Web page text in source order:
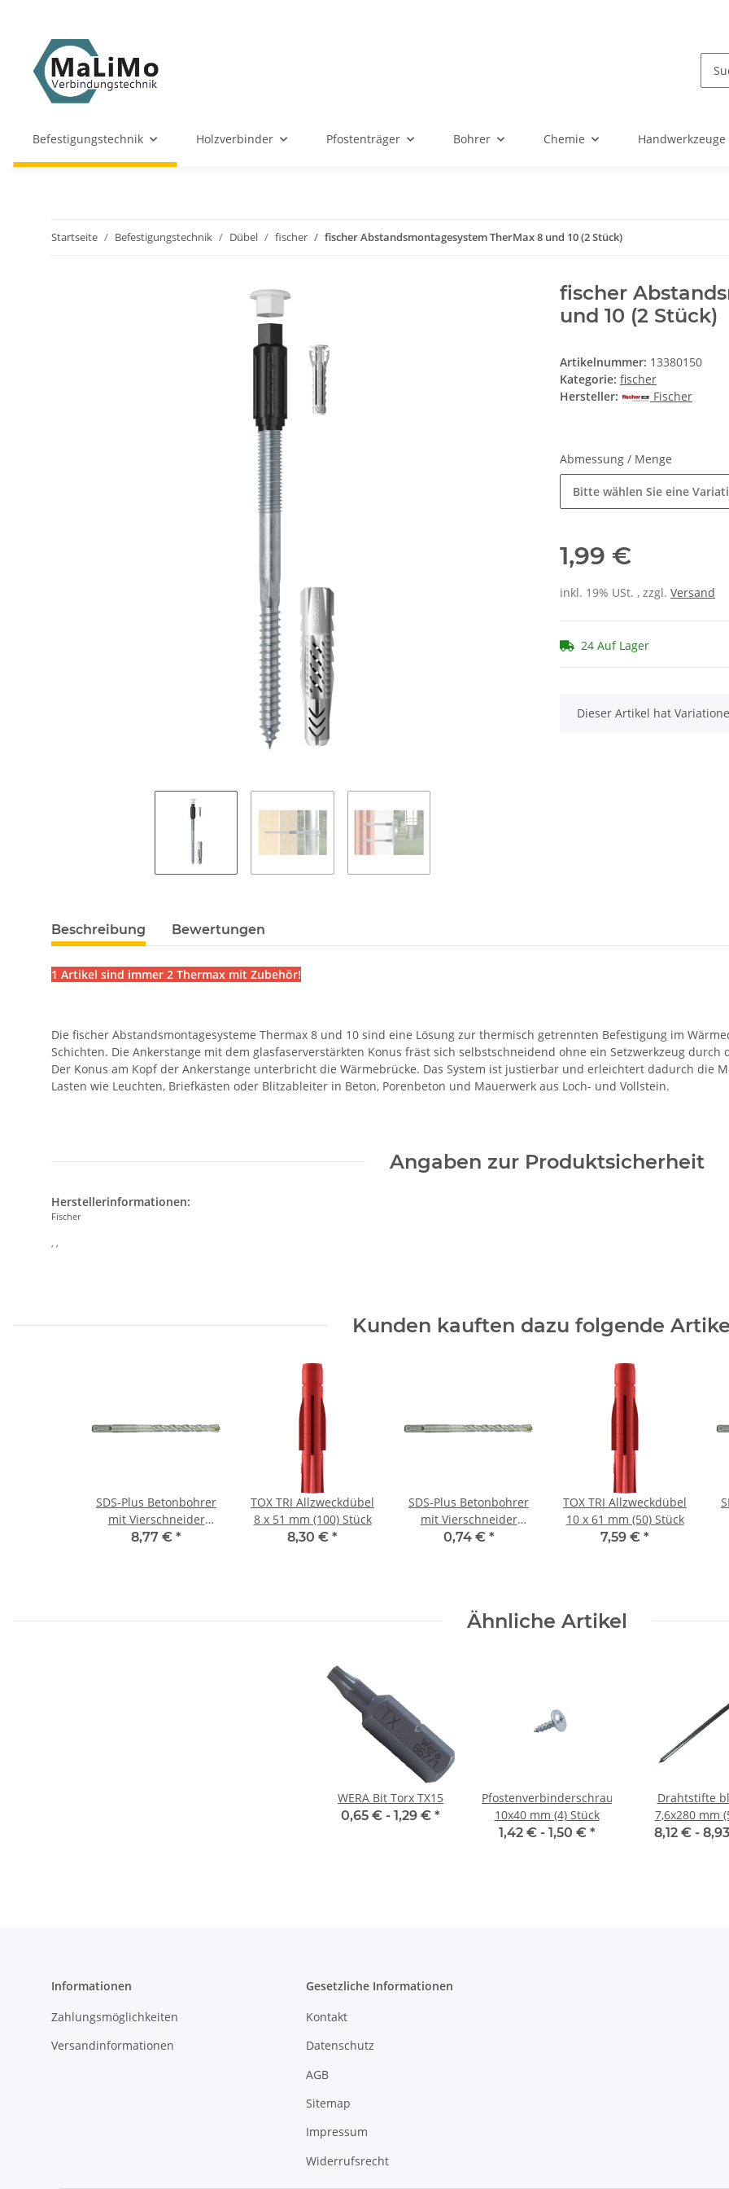
Befestigungstechnik Holzverbinder Pfostenträger Bohrer Chemie Handwerkzeuge
Startseite Befestigungstechnik Dübel fischer fischer Abstandsmontagesystem TherMax 8 und 10 (2 Stück)
fischer
und 10 (2 Stück)
Artikelnummer: 13380150
Kategorie: fischer
Hersteller:
Fischer
Abmessung / Menge
Bitte wählen Sie eine
1,99 €
inkl. 19% USt. , zzgl. Versand
24 Auf Lager
x
Dieser Artikel hat
Beschreibung Bewertungen
1 Artikel sind immer 2 Thermax mit Zubehör!
Die fischer Abstandsmontagesysteme Thermax 8 und 10 sind eine Lösung zur thermisch getrennten Befestigung im
Schichten. Die Ankerstange mit dem glasfaserverstärkten Konus fräst sich selbstschneidend ohne ein Setzwerkzeug
Der Konus am Kopf der Ankerstange unterbricht die Wärmebrücke. Das System ist justierbar und erleichtert dadurch die
Lasten wie Leuchten, Briefkästen oder Blitzableiter in Beton, Porenbeton und Mauerwerk aus Loch- und Vollstein.
Angaben zur Produktsicherheit
Herstellerinformationen:
Fischer
Kunden kauften dazu folgende
SDS-Plus Betonbohrer
mit Vierschneider
Spitze 8,0x350 mm
8,77 € *
TOX TRI Allzweckdübel
8 x 51 mm (100) Stück
8,30 € *
SDS-Plus Betonbohrer
mit Vierschneider
Spitze 10,0x260 mm
0,74 € *
TOX TRI Allzweckdübel
10 x 61 mm (50) Stück
7,59 € *
Ähnliche Artikel
WERA Bit Torx TX15
0,65 € - 1,29 € *
Pfostenverbinderschrauben
10x40 mm (4) Stück
1,42 € - 1,50 € *
Drahtstifte
7,6x280 mm
8,12 € -
Informationen
Zahlungsmöglichkeiten
Versandinformationen
Gesetzliche Informationen
Kontakt
Datenschutz
AGB
Sitemap
Impressum
Widerrufsrecht